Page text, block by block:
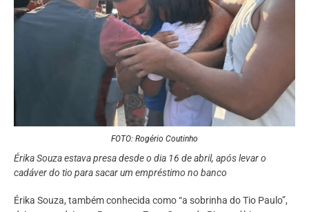
FOTO: Rogério Coutinho
Érika Souza estava presa desde o dia 16 de abril, após levar o
cadáver do tio para sacar um empréstimo no banco
Érika Souza, também conhecida como “a sobrinha do Tio Paulo”,